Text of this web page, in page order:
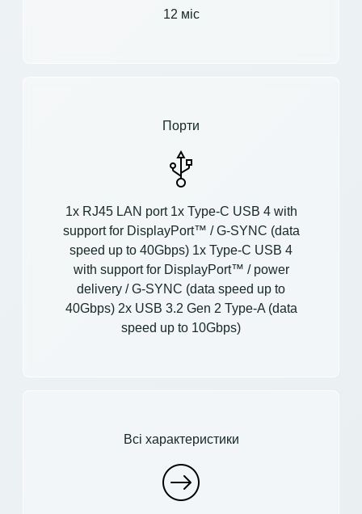
12 міс
Порти
1x RJ45 LAN port 1x Type-C USB 4 with
support for DisplayPort™ / G-SYNC (data
speed up to 40Gbps) 1x Type-C USB 4
with support for DisplayPort™ / power
delivery / G-SYNC (data speed up to
40Gbps) 2x USB 3.2 Gen 2 Type-A (data
speed up to 10Gbps)
Всі характеристики